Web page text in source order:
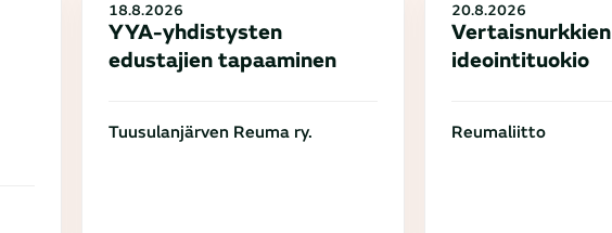
18.8.2026
YYA-yhdistysten
edustajien tapaaminen
Tuusulanjärven Reuma ry.
20.8.2026
Vertaisnurkkien
ideointituokio
Reumaliitto